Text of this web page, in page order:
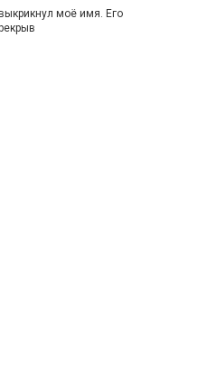
моё имя. Его